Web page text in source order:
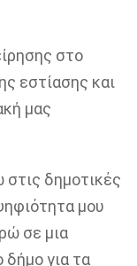
στο
εστίασης και
μας
δημοτικές
μου
σε μια
δήμο για τα